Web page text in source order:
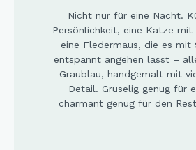
Nicht nur für eine Nacht.
Persönlichkeit, eine Katze mit
eine Fledermaus, die es mit
entspannt angehen lässt –
Graublau, handgemalt mit
Detail. Gruselig genug für
charmant genug für den